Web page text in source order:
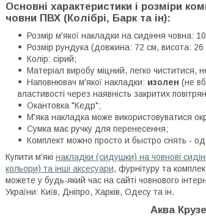
Основні характеристики і розміри
човни ПВХ (Колібрі, Барк та ін):
Розмір м'якої накладки на сидіння човна:
Розмір рундука (довжина: 72 см, висота: 26
Колір: сірий;
Матеріал виробу міцний, легко чиститися,
Наповнювач м'якої накладки: изолен (не
властивості через наявність закритих
Окантовка "Кедр";
М'яка накладка може використовуватися
Сумка має ручку для перенесення;
Комплект можно просто и быстро снять -
Купити м'які накладки (сидушки) на човнові
кольори) та інші аксесуари, фурнітуру та
можете у будь-який час на сайті човнового
України: Київ, Дніпро, Харків, Одесу та ін.
Аква